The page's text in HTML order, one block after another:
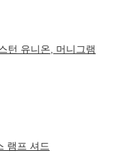
턴 유니온, 머니그램
램프 셔드